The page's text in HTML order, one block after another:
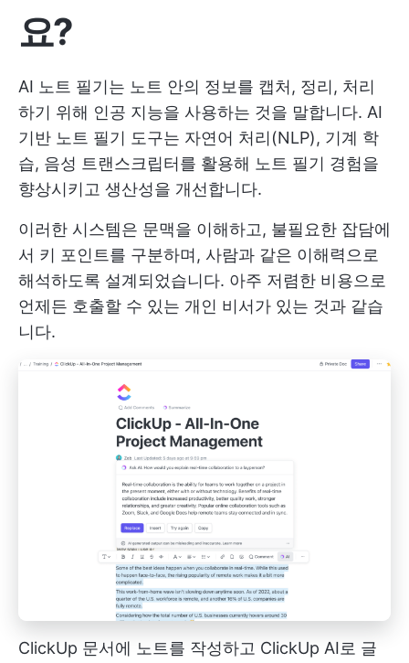
요?
AI 노트 필기는 노트 안의 정보를 캡처, 정리, 처리
하기 위해 인공 지능을 사용하는 것을 말합니다. AI
기반 노트 필기 도구는 자연어 처리(NLP), 기계 학
습, 음성 트랜스크립터를 활용해 노트 필기 경험을
향상시키고 생산성을 개선합니다.
이러한 시스템은 문맥을 이해하고, 불필요한 잡담에
서 키 포인트를 구분하며, 사람과 같은 이해력으로
해석하도록 설계되었습니다. 아주 저렴한 비용으로
언제든 호출할 수 있는 개인 비서가 있는 것과 같습
니다.
ClickUp 문서에 노트를 작성하고 ClickUp AI로 글